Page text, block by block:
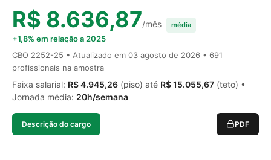
R$ 8.636,87/mês média
+1,8% em relação a 2025
CBO 2252-25 • Atualizado em 03 agosto de 2026 • 691
profissionais na amostra
Faixa salarial: R$ 4.945,26 (piso) até R$ 15.055,67 (teto) •
Jornada média: 20h/semana
Descrição do cargo PDF